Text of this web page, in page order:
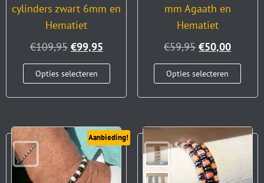
cylinders zwart 6mm en
Hematiet
€109,95 €99,95
Opties selecteren
mm Agaath en
Hematiet
€59,95 €50,00
Opties selecteren
Aanbieding!